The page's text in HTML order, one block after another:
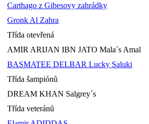
Carthago z Gibesovy zahrádky
Gronk Al Zahra
Třída otevřená
AMIR ARIJAN IBN JATO Mala´s Amal
BASMATEE DELBAR Lucky Saluki
Třída šampiónů
DREAM KHAN Salgrey´s
Třída veteránů